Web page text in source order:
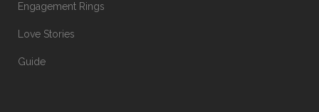
Engagement Rings
Love Stories
Guide